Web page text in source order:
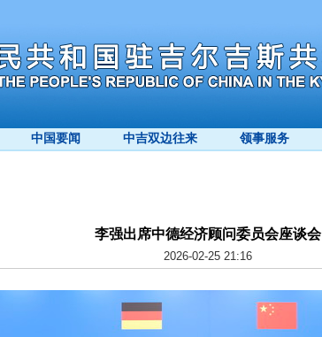
中国要闻 中吉双边往来 领事服务
李强出席中德经济顾问委员会座谈会
2026-02-25 21:16